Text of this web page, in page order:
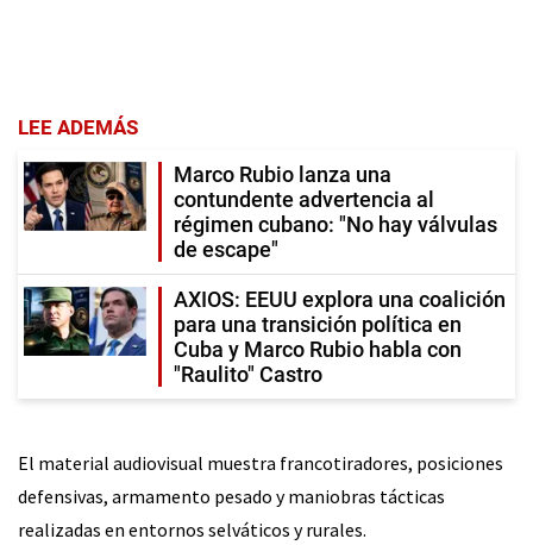
LEE ADEMÁS
Marco Rubio lanza una
contundente advertencia al
régimen cubano: "No hay válvulas
de escape"
AXIOS: EEUU explora una coalición
para una transición política en
Cuba y Marco Rubio habla con
"Raulito" Castro
El material audiovisual muestra francotiradores, posiciones
defensivas, armamento pesado y maniobras tácticas
realizadas en entornos selváticos y rurales.